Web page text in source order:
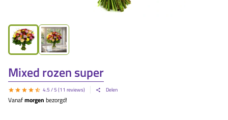
Mixed rozen super
4.5 / 5 (11 reviews) Delen
Vanafmorgen bezorgd!